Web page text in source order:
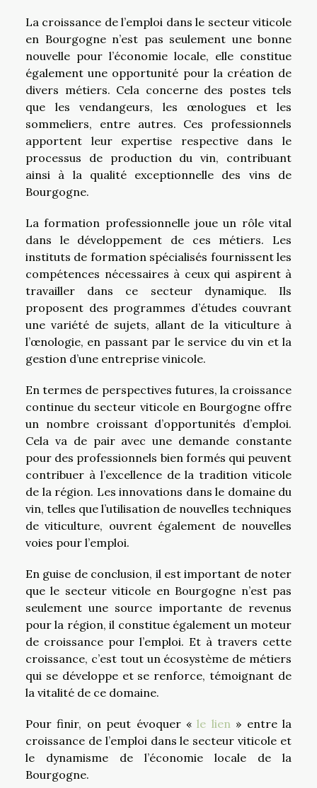
La croissance de l’emploi dans le secteur viticole
en Bourgogne n’est pas seulement une bonne
nouvelle pour l’économie locale, elle constitue
également une opportunité pour la création de
divers métiers. Cela concerne des postes tels
que les vendangeurs, les œnologues et les
sommeliers, entre autres. Ces professionnels
apportent leur expertise respective dans le
processus de production du vin, contribuant
ainsi à la qualité exceptionnelle des vins de
Bourgogne.
La formation professionnelle joue un rôle vital
dans le développement de ces métiers. Les
instituts de formation spécialisés fournissent les
compétences nécessaires à ceux qui aspirent à
travailler dans ce secteur dynamique. Ils
proposent des programmes d’études couvrant
une variété de sujets, allant de la viticulture à
l’œnologie, en passant par le service du vin et la
gestion d’une entreprise vinicole.
En termes de perspectives futures, la croissance
continue du secteur viticole en Bourgogne offre
un nombre croissant d’opportunités d’emploi.
Cela va de pair avec une demande constante
pour des professionnels bien formés qui peuvent
contribuer à l’excellence de la tradition viticole
de la région. Les innovations dans le domaine du
vin, telles que l’utilisation de nouvelles techniques
de viticulture, ouvrent également de nouvelles
voies pour l’emploi.
En guise de conclusion, il est important de noter
que le secteur viticole en Bourgogne n’est pas
seulement une source importante de revenus
pour la région, il constitue également un moteur
de croissance pour l’emploi. Et à travers cette
croissance, c’est tout un écosystème de métiers
qui se développe et se renforce, témoignant de
la vitalité de ce domaine.
Pour finir, on peut évoquer «le lien » entre la
croissance de l’emploi dans le secteur viticole et
le dynamisme de l’économie locale de la
Bourgogne.